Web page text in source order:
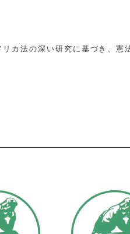
カ法の深い研究に基づき、憲